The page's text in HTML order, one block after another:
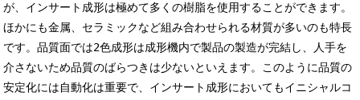
が、インサート成形は極めて多くの樹脂を使用することができます。
ほかにも金属、セラミックなど組み合わせられる材質が多いのも特長
です。品質面では2色成形は成形機内で製品の製造が完結し、人手を
介さないため品質のばらつきは少ないといえます。このように品質の
安定化には自動化は重要で、インサート成形においてもイニシャルコ